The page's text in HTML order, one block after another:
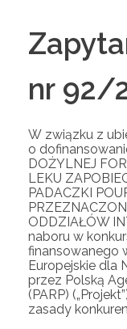
nr 92/
W związku z
o
DOŻYLNEJ
LEKU
PADACZKI
ODDZIAŁÓW
naboru w
finansowanego
Europejskie dla
przez Polską
(PARP)
zasady